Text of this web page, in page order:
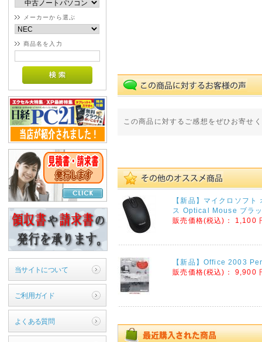
メーカーから選ぶ
商品名を入力
当サイトについて
ご利用ガイド
よくある質問
この商品に対するご感想をぜひお寄せ
【新品】マイクロソフト
ス Optical Mouse ブラ
販売価格(税込)：
1,100
【新品】Office 2003
販売価格(税込)：
9,900